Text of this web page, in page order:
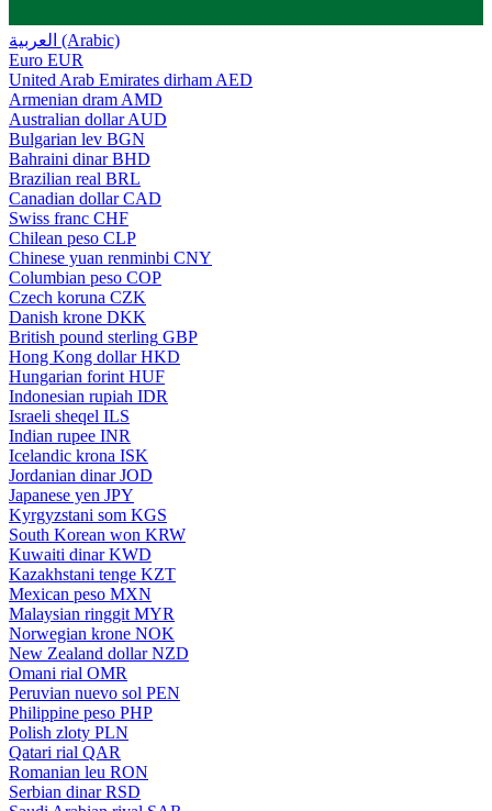
العربية (Arabic)
Euro EUR
United Arab Emirates dirham AED
Armenian dram AMD
Australian dollar AUD
Bulgarian lev BGN
Bahraini dinar BHD
Brazilian real BRL
Canadian dollar CAD
Swiss franc CHF
Chilean peso CLP
Chinese yuan renminbi CNY
Columbian peso COP
Czech koruna CZK
Danish krone DKK
British pound sterling GBP
Hong Kong dollar HKD
Hungarian forint HUF
Indonesian rupiah IDR
Israeli sheqel ILS
Indian rupee INR
Icelandic krona ISK
Jordanian dinar JOD
Japanese yen JPY
Kyrgyzstani som KGS
South Korean won KRW
Kuwaiti dinar KWD
Kazakhstani tenge KZT
Mexican peso MXN
Malaysian ringgit MYR
Norwegian krone NOK
New Zealand dollar NZD
Omani rial OMR
Peruvian nuevo sol PEN
Philippine peso PHP
Polish zloty PLN
Qatari rial QAR
Romanian leu RON
Serbian dinar RSD